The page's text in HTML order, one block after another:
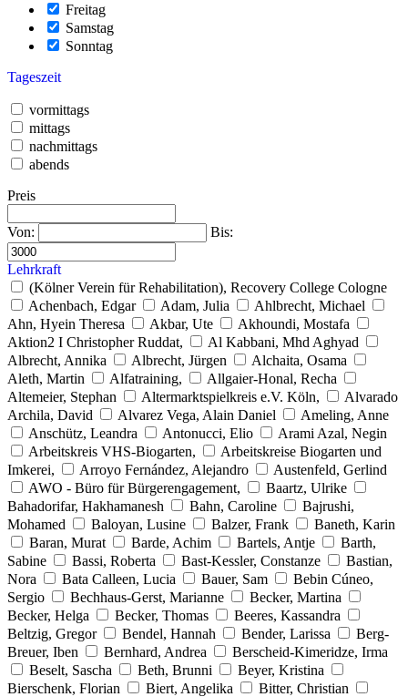
Freitag
Samstag
Sonntag
Tageszeit
vormittags
mittags
nachmittags
abends
Preis
Von: Bis:
Lehrkraft
(Kölner Verein für Rehabilitation), Recovery College Cologne
Achenbach, Edgar
Adam, Julia
Ahlbrecht, Michael
Ahn, Hyein Theresa
Akbar, Ute
Akhoundi, Mostafa
Aktion2 I Christopher Ruddat,
Al Kabbani, Mhd Aghyad
Albrecht, Annika
Albrecht, Jürgen
Alchaita, Osama
Aleth, Martin
Alfatraining,
Allgaier-Honal, Recha
Altemeier, Stephan
Altermarktspielkreis e.V. Köln,
Alvarado
Archila, David
Alvarez Vega, Alain Daniel
Ameling, Anne
Anschütz, Leandra
Antonucci, Elio
Arami Azal, Negin
Arbeitskreis VHS-Biogarten,
Arbeitskreise Biogarten und
Imkerei,
Arroyo Fernández, Alejandro
Austenfeld, Gerlind
AWO - Büro für Bürgerengagement,
Baartz, Ulrike
Bahadorifar, Hakhamanesh
Bahn, Caroline
Bajrushi,
Mohamed
Baloyan, Lusine Balzer, Frank
Baneth, Karin
Baran, Murat
Barde, Achim Bartels, Antje
Barth,
Sabine
Bassi, Roberta Bast-Kessler, Constanze
Bastian,
Nora
Bata Calleen, Lucia Bauer, Sam
Bebin Cúneo,
Sergio
Bechhaus-Gerst, Marianne
Becker, Martina
Becker, Helga
Becker, Thomas
Beeres, Kassandra
Beltzig, Gregor
Bendel, Hannah Bender, Larissa
Berg-
Breuer, Iben
Bernhard, Andrea
Berscheid-Kimeridze, Irma
Beselt, Sascha
Beth, Brunni
Beyer, Kristina
Bierschenk, Florian
Biert, Angelika
Bitter, Christian